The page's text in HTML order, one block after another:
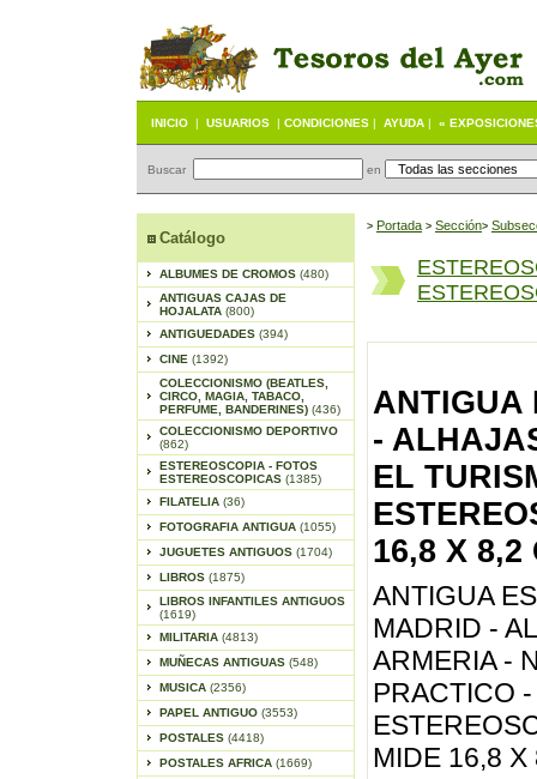
INICIO | USUARIOS | CONDICIONES | AYUDA | «
Buscar en
Catálogo
ALBUMES DE CROMOS (480)
ANTIGUAS CAJAS DE
HOJALATA (800)
ANTIGUEDADES (394)
CINE (1392)
COLECCIONISMO (BEATLES,
CIRCO, MAGIA, TABACO,
PERFUME, BANDERINES) (436)
COLECCIONISMO DEPORTIVO
(862)
ESTEREOSCOPIA - FOTOS
ESTEREOSCOPICAS (1385)
FILATELIA (36)
FOTOGRAFIA ANTIGUA (1055)
JUGUETES ANTIGUOS (1704)
LIBROS (1875)
LIBROS INFANTILES ANTIGUOS
(1619)
MILITARIA (4813)
MUÑECAS ANTIGUAS (548)
MUSICA (2356)
PAPEL ANTIGUO (3553)
POSTALES (4418)
POSTALES AFRICA (1669)
> Portada > Sección>
ANTIGUA
-
EL
16,8 X 8,2
ANTIGUA
MADRID -
ARMERIA -
PRACTICO
MIDE 16,8 X